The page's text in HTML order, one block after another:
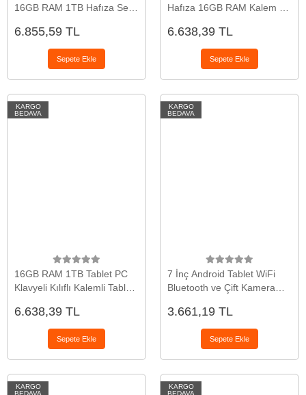
16GB RAM 1TB Hafıza Set
6.855,59 TL
Sepete Ekle
Hafıza 16GB RAM Kalem ve
6.638,39 TL
Sepete Ekle
KARGO
BEDAVA
16GB RAM 1TB Tablet PC
Klavyeli Kılıflı Kalemli Tablet
6.638,39 TL
Sepete Ekle
KARGO
BEDAVA
7 İnç Android Tablet WiFi
Bluetooth ve Çift Kamera
3.661,19 TL
Sepete Ekle
KARGO
BEDAVA
KARGO
BEDAVA